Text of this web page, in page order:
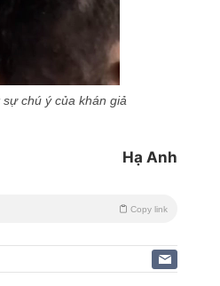
chú ý của khán giả
Hạ Anh
Copy link